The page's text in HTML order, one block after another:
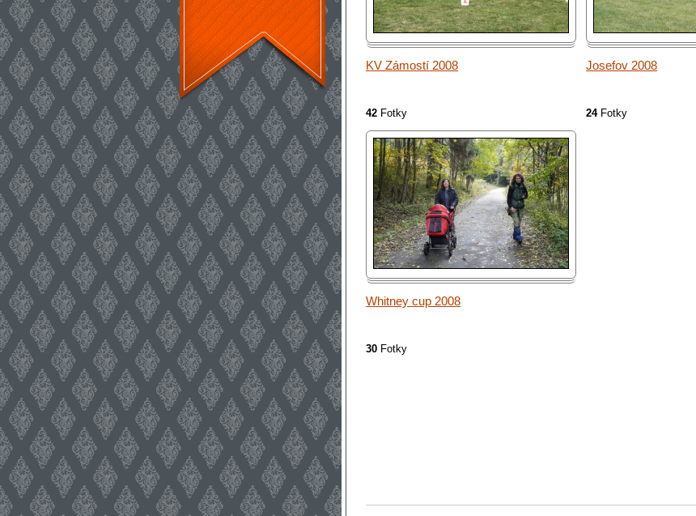
KV Zámostí 2008
42 Fotky
Josefov 2008
24Fotky
Whitney cup 2008
30 Fotky